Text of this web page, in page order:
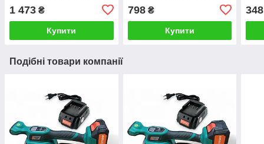
1 473 ₴
Купити
798₴
Купити
348
Подібні товари компанії